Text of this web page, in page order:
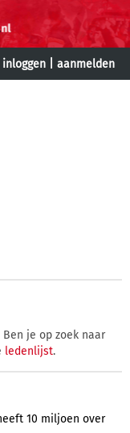
inloggen aanmelden
je op zoek naar
ledenlijst.
10 miljoen over